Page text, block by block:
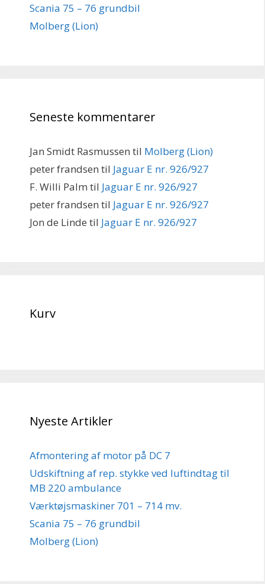
Scania 75 – 76 grundbil
Molberg (Lion)
Seneste kommentarer
Jan Smidt Rasmussen til Molberg (Lion)
peter frandsen til Jaguar E nr. 926/927
F. Willi Palm til Jaguar E nr. 926/927
peter frandsen til Jaguar E nr. 926/927
Jon de Linde til Jaguar E nr. 926/927
Kurv
Nyeste Artikler
Afmontering af motor på DC 7
Udskiftning af rep. stykke ved luftindtag til
MB 220 ambulance
Værktøjsmaskiner 701 – 714 mv.
Scania 75 – 76 grundbil
Molberg (Lion)